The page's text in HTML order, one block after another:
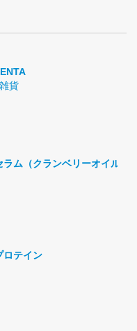
貨
ム（クランベリーオイル）
ロテイン